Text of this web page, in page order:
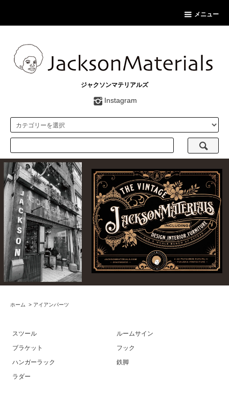
メニュー
ジャクソンマテリアルズ
Instagram
ホーム > アイアンパーツ
スツール
ルームサイン
ブラケット
フック
ハンガーラック
鉄脚
ラダー